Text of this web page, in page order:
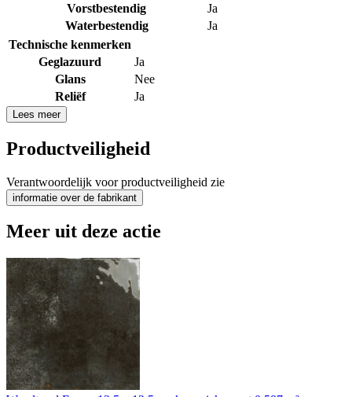
Vorstbestendig
Ja
Waterbestendig
Ja
Technische kenmerken
Geglazuurd
Ja
Glans
Nee
Reliëf
Ja
Lees meer
Productveiligheid
Verantwoordelijk voor productveiligheid zie
informatie over de fabrikant
Meer uit deze actie